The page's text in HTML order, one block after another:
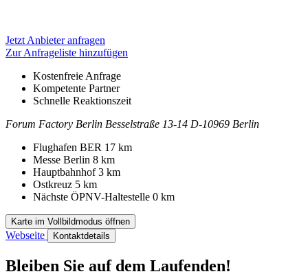
Jetzt Anbieter anfragen
Zur Anfrageliste hinzufügen
Kostenfreie Anfrage
Kompetente Partner
Schnelle Reaktionszeit
Adresse
Forum Factory Berlin Besselstraße 13-14 D-10969 Berlin
Flughafen BER 17 km
Messe Berlin 8 km
Hauptbahnhof3 km
Ostkreuz 5 km
Nächste ÖPNV-Haltestelle 0 km
Karte im Vollbildmodus öffnen
Webseite Kontaktdetails
Bleiben Sie auf dem Laufenden!